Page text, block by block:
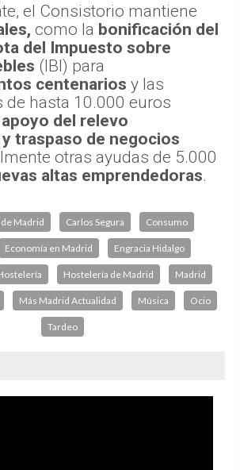
el Consistorio mantiene
como la bonificación del
del Impuesto sobre
(IBI) para
centenarios y las
de hasta 10.000 euros
apoyo del relevo
traspaso de negocios
otras ayudas de 5.000
altas emprendedoras.
Madrid Carlos Segura Consumo
Economía en Madrid Engracia Hidalgo
Hostelería de Madrid Madrid
Más Madrid Actualidad Música Ocio
Tardeo